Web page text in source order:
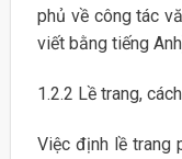
phủ về công tác
viết bằng tiếng
1.2.2 Lề trang,
Việc định lề trang